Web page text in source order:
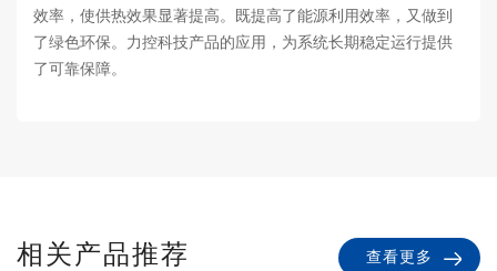
效率，使供热效果显著提高。既提高了能源利用效率，又做到
了绿色环保。力控科技产品的应用，为系统长期稳定运行提供
了可靠保障。
相关产品推荐 查看更多